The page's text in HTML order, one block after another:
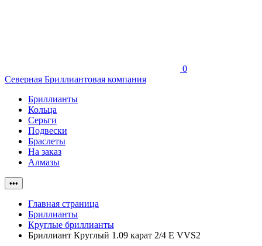
0
Северная Бриллиантовая компания
Бриллианты
Кольца
Серьги
Подвески
Браслеты
На заказ
Алмазы
•••
Главная страница
Бриллианты
Круглые бриллианты
Бриллиант Круглый 1.09 карат 2/4 E VVS2